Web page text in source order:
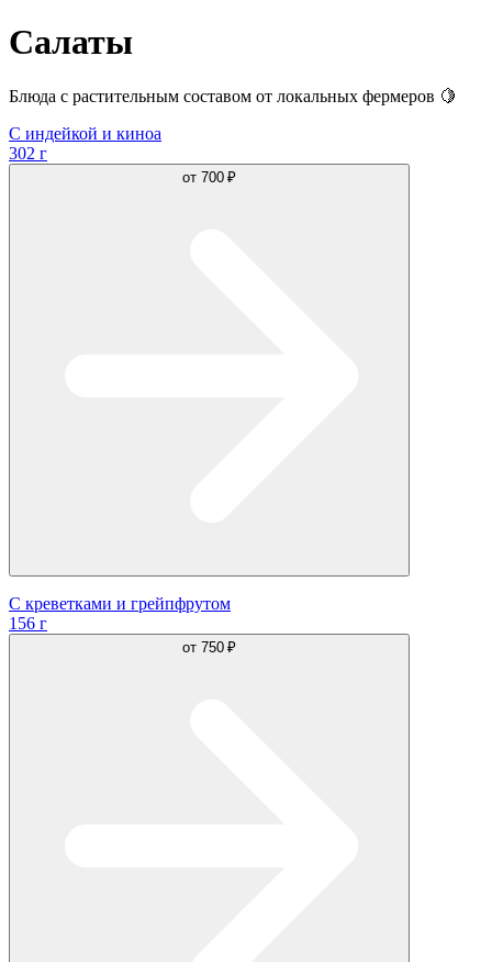
Салаты
Блюда с растительным составом от локальных фермеров 🍋
С индейкой и киноа
302 г
от 700 ₽
С креветками и грейпфрутом
156 г
от 750 ₽